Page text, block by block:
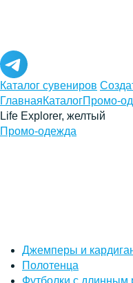
Каталог сувениров
ГлавнаяКаталогПромо-
Life Explorer, желтый
Промо-одежда
Джемперы и
Полотенца
Футболки с длинным